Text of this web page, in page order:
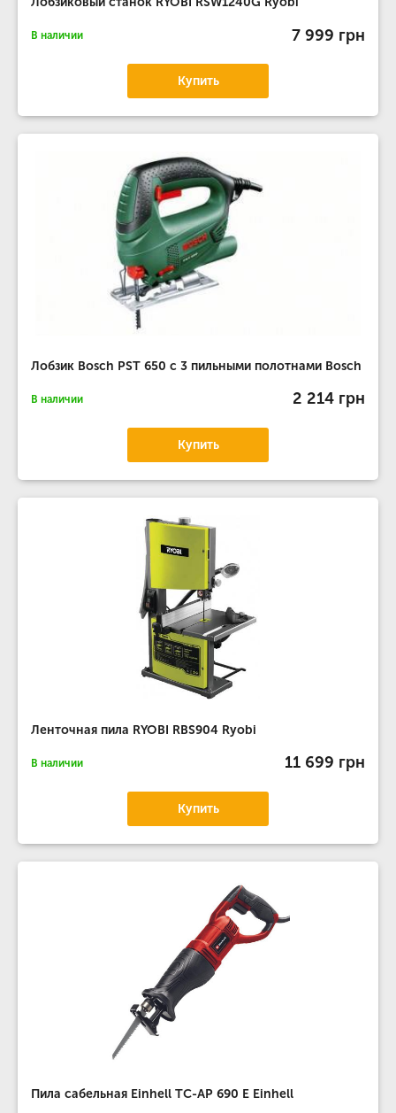
В наличии 7 999 грн
Купить
Лобзик Bosch PST 650 с 3 пильными полотнами Bosch
В наличии 2 214 грн
Купить
Ленточная пила RYOBI RBS904 Ryobi
В наличии 11 699 грн
Купить
Пила сабельная Einhell TC-AP 690 E Einhell